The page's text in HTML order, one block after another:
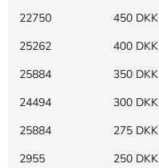
22750
450 DKK
25262
400 DKK
25884
350 DKK
24494
300 DKK
25884
275 DKK
2955
250 DKK